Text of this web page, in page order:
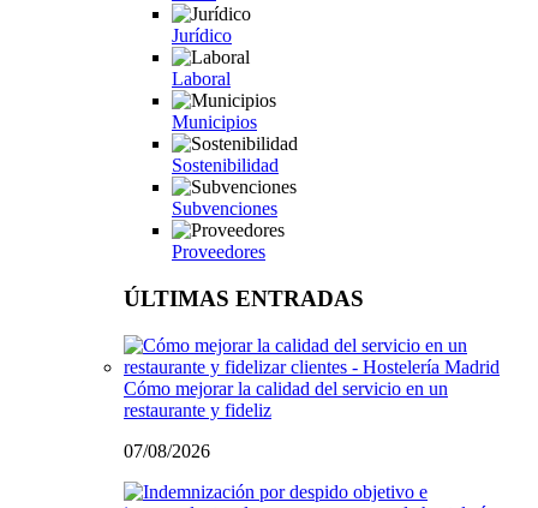
Jurídico
Laboral
Municipios
Sostenibilidad
Subvenciones
Proveedores
ÚLTIMAS ENTRADAS
Cómo mejorar la calidad del servicio en un
restaurante y fideliz
07/08/2026